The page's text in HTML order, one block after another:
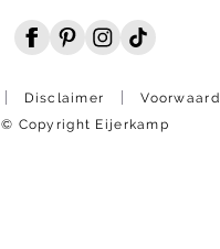
Disclaimer
© Copyright Eijerkamp